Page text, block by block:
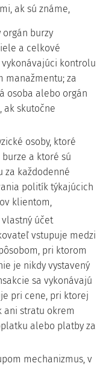
ak sú známe,
burzy
a celkové
kontrolu
manažmentu; za
osoba alebo orgán
ak skutočne
osoby, ktoré
a ktoré sú
za každodenné
politík týkajúcich
klientom,
účet
vstupuje medzi
pri ktorom
je nikdy vystavený
sa vykonávajú
pri cene, pri ktorej
ani stratu okrem
alebo platby za
mechanizmus, v